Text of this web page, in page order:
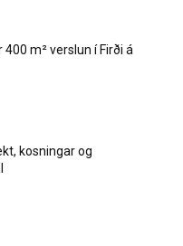
400 m² verslun í Firði á
kosningar og